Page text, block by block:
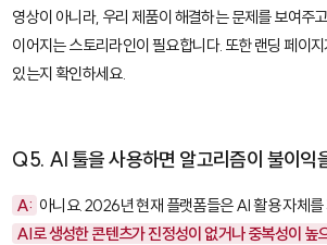
영상이 아니라, 우리 제품이 해결하는 문제를 보여주
이어지는 스토리라인이 필요합니다. 또한 랜딩 페이
있는지 확인하세요.
Q5. AI 툴을 사용하면 알고리즘이 불이익
A: 아니요. 2026년 현재 플랫폼들은 AI 활용 자체
AI로 생성한 콘텐츠가 진정성이 없거나 중복성이 높